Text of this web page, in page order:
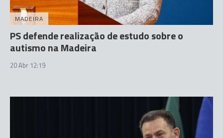
MADEIRA
PS defende realização de estudo sobre o
autismo na Madeira
20 Abr 12:19